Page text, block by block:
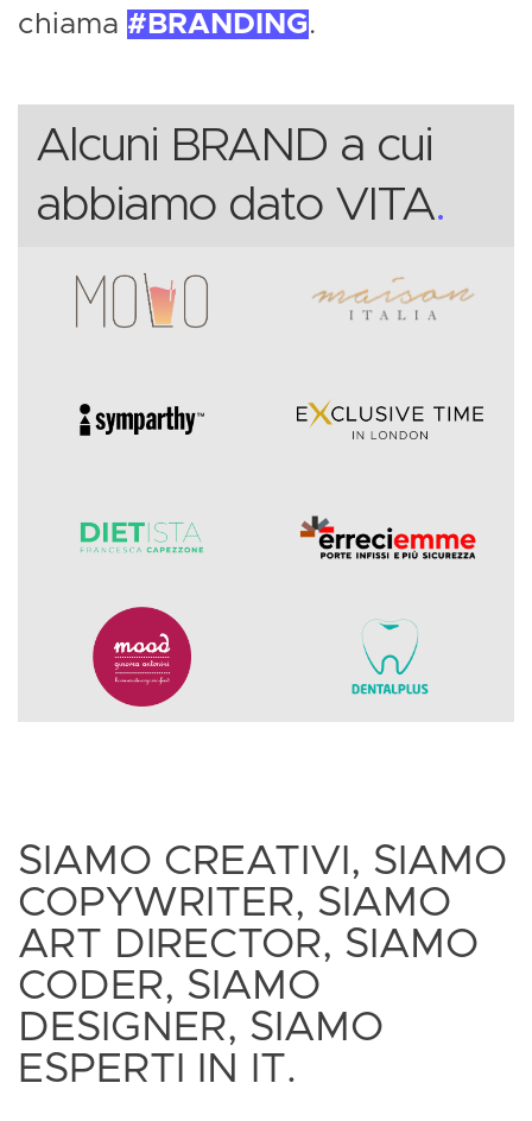
chiama
BRANDING.
Alcuni BRAND a cui
abbiamo dato VITA.
SIAMO CREATIVI, SIAMO
COPYWRITER, SIAMO
ART DIRECTOR, SIAMO
CODER, SIAMO
DESIGNER, SIAMO
ESPERTI IN IT.